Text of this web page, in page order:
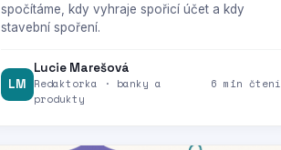
spočítáme, kdy vyhraje spořicí účet a kdy
stavební spoření.
LM
Lucie Marešová
Redaktorka · banky a
produkty
6 min čtení